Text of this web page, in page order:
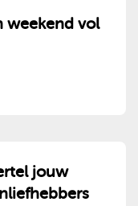
weekend vol
jouw